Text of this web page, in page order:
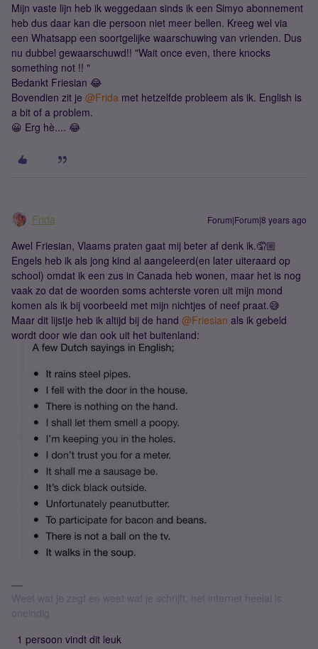
Mijn vaste lijn heb ik weggedaan sinds ik een Simyo abonnement
heb dus daar kan die persoon niet meer bellen. Kreeg wel via
een Whatsapp een soortgelijke waarschuwing van vrienden. Dus
nu dubbel gewaarschuwd!! "Wait once even, there knocks
something not !! "
Bedankt Friesian 😂
Bovendien zit je @Frida met hetzelfde probleem als ik. English is
a bit of a problem.
😀 Erg hè.... 😂
Frida Forum|Forum|8 years ago
Awel Friesian, Vlaams praten gaat mij beter af denk ik.🤦🏼
Engels heb ik als jong kind al aangeleerd(en later uiteraard op
school) omdat ik een zus in Canada heb wonen, maar het is nog
vaak zo dat de woorden soms achterste voren uit mijn mond
komen als ik bij voorbeeld met mijn nichtjes of neef praat.😅
Maar dit lijstje heb ik altijd bij de hand @Friesian als ik gebeld
wordt door wie dan ook uit het buitenland:
Weet wat je zegt en weet wat je schrijft, het internet heelal is
oneindig
1 persoon vindt dit leuk